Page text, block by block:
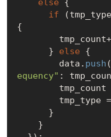
else {
if
{
      }
else {
        data.
push
equency" :